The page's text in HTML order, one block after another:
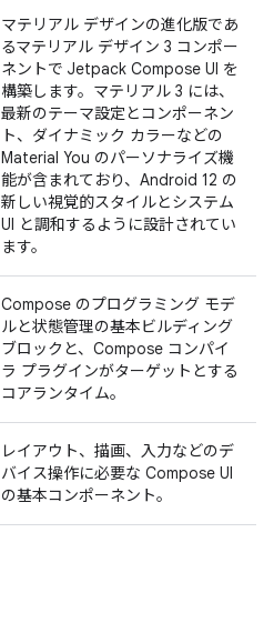
マテリアル デザインの進化版であ
るマテリアル デザイン 3 コンポー
ネントで Jetpack Compose UI を
構築します。マテリアル 3 には、
最新のテーマ設定とコンポーネン
ト、ダイナミック カラーなどの
Material You のパーソナライズ機
能が含まれており、Android 12 の
新しい視覚的スタイルとシステム
UI と調和するように設計されてい
ます。
Compose のプログラミング モデ
ルと状態管理の基本ビルディング
ブロックと、Compose コンパイ
ラ プラグインがターゲットとする
コアランタイム。
レイアウト、描画、入力などのデ
バイス操作に必要な Compose UI
の基本コンポーネント。